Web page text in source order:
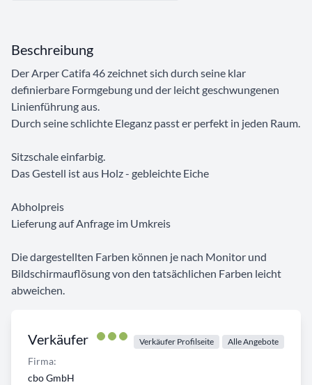
Verkäufer Verkäufer Profilseite Alle Angebote
Firma:
cbo GmbH
Beschreibung
Der Arper Catifa 46 zeichnet sich durch seine klar
definierbare Formgebung und der leicht geschwungenen
Linienführung aus.
Durch seine schlichte Eleganz passt er perfekt in jeden Raum.
Sitzschale einfarbig.
Das Gestell ist aus Holz - gebleichte Eiche
Abholpreis
Lieferung auf Anfrage im Umkreis
Die dargestellten Farben können je nach Monitor und
Bildschirmauflösung von den tatsächlichen Farben leicht
abweichen.